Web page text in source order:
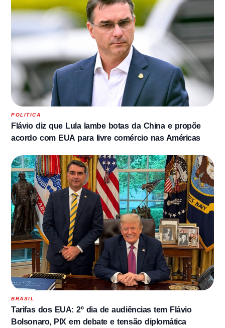
POLITICA
Flávio diz que Lula lambe botas da China e propõe
acordo com EUA para livre comércio nas Américas
BRASIL
Tarifas dos EUA: 2º dia de audiências tem Flávio
Bolsonaro, PIX em debate e tensão diplomática